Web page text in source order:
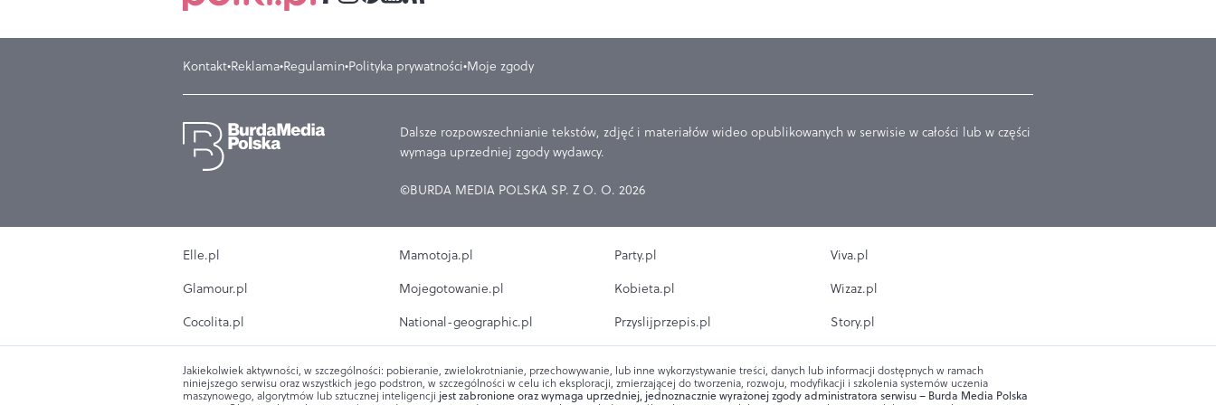
Kontakt Reklama Regulamin Polityka prywatności Moje zgody
Dalsze rozpowszechnianie tekstów, zdjęć i materiałów wideo opublikowanych w serwisie w całości lub w części
wymaga uprzedniej zgody wydawcy.
©BURDA MEDIA POLSKA SP. Z O. O. 2026
Elle.pl
Glamour.pl
Cocolita.pl
Mamotoja.pl
Mojegotowanie.pl
National-geographic.pl
Party.pl
Kobieta.pl
Przyslijprzepis.pl
Viva.pl
Wizaz.pl
Story.pl
Jakiekolwiek aktywności, w szczególności: pobieranie, zwielokrotnianie, przechowywanie, lub inne wykorzystywanie treści, danych lub informacji dostępnych w ramach
niniejszego serwisu oraz wszystkich jego podstron, w szczególności w celu ich eksploracji, zmierzającej do tworzenia, rozwoju, modyfikacji i szkolenia systemów uczenia
maszynowego, algorytmów lub sztucznej inteligencji jest zabronione oraz wymaga uprzedniej, jednoznacznie wyrażonej zgody administratora serwisu – Burda Media Polska